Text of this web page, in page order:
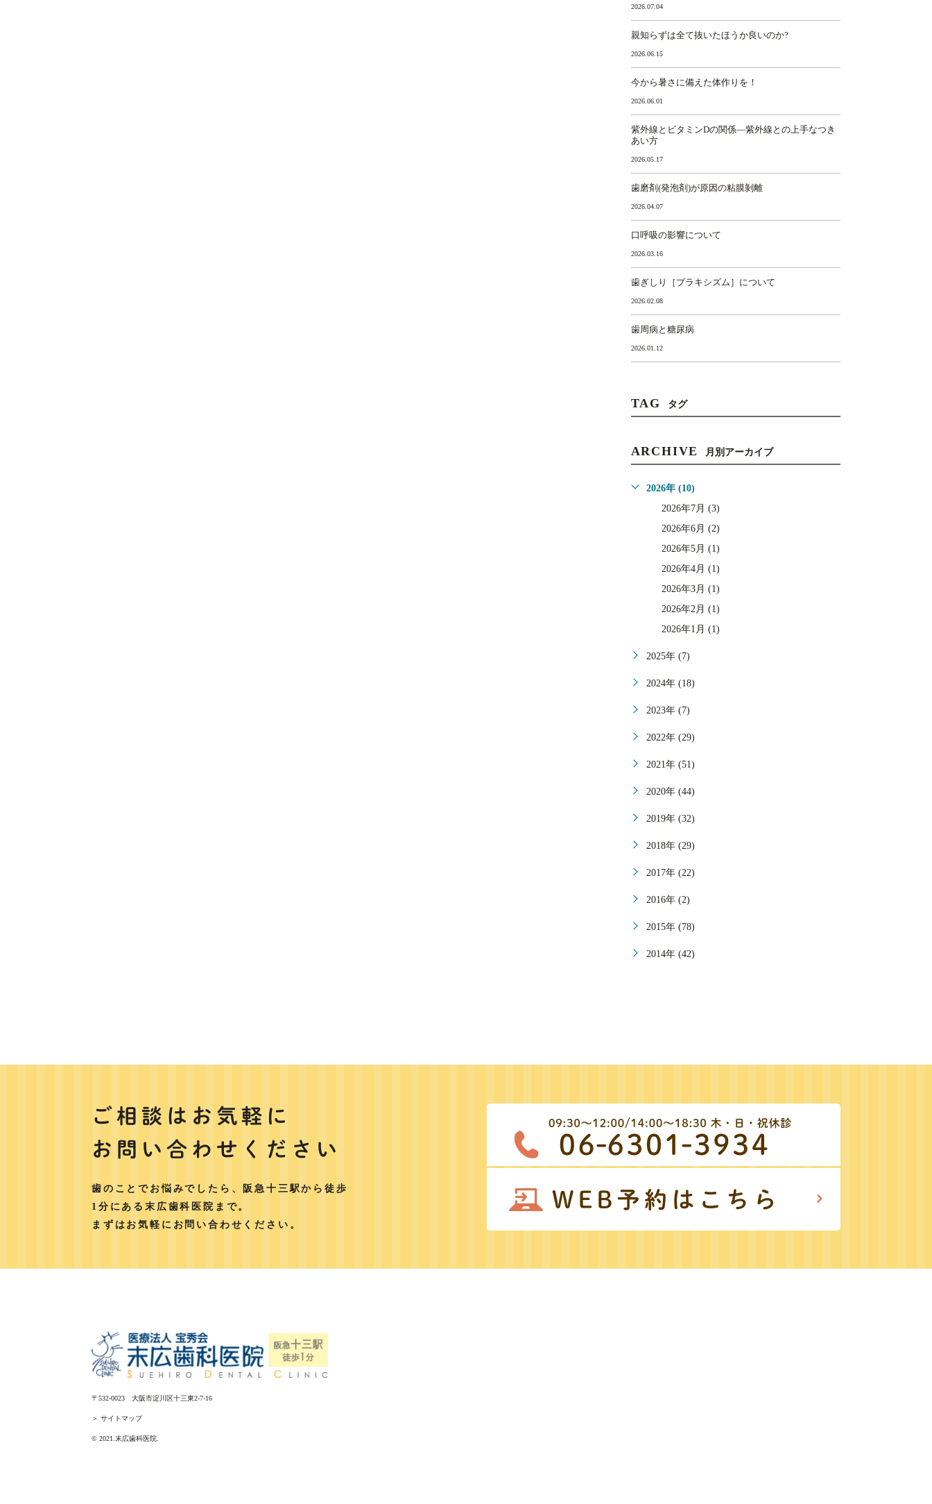
2026.07.04
親知らずは全て抜いたほうか良いのか?
2026.06.15
今から暑さに備えた体作りを！
2026.06.01
紫外線とビタミンDの関係―紫外線との上手なつき
あい方
2026.05.17
歯磨剤(発泡剤)が原因の粘膜剝離
2026.04.07
口呼吸の影響について
2026.03.16
歯ぎしり［ブラキシズム］について
2026.02.08
歯周病と糖尿病
2026.01.12
TAG タグ
ARCHIVE 月別アーカイブ
2026年 (10)
2026年7月 (3)
2026年6月 (2)
2026年5月 (1)
2026年4月 (1)
2026年3月 (1)
2026年2月 (1)
2026年1月 (1)
2025年 (7)
2024年 (18)
2023年 (7)
2022年 (29)
2021年 (51)
2020年 (44)
2019年 (32)
2018年 (29)
2017年 (22)
2016年 (2)
2015年 (78)
2014年 (42)
ご相談はお気軽に
お問い合わせください
歯のことでお悩みでしたら、阪急十三駅から徒歩
1分にある末広歯科医院まで。
まずはお気軽にお問い合わせください。
〒532-0023 大阪市淀川区十三東2-7-16
＞ サイトマップ
© 2021.末広歯科医院.